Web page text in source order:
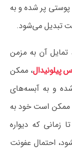
پوستی پر شده و به
تبدیل می‌شود.
تمایل آن به مزمن
پیلونیدال، ممکن
و به آبسه‌های
ممکن است خود به
زمانی که دیواره
احتمال عفونت